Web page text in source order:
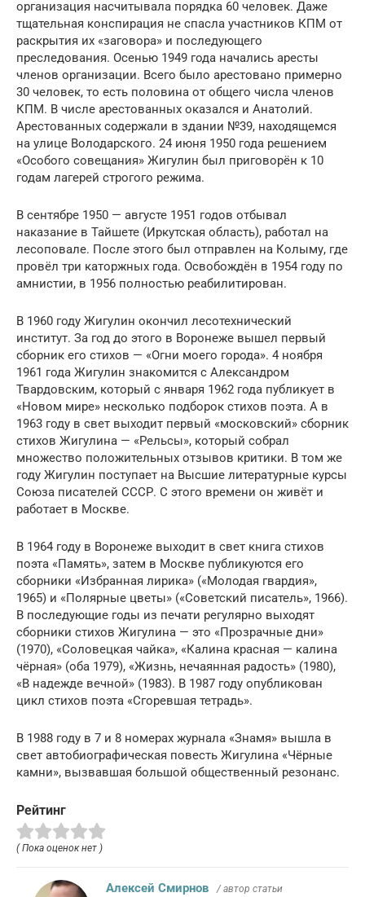
организация насчитывала порядка 60 человек. Даже
тщательная конспирация не спасла участников КПМ от
раскрытия их «заговора» и последующего
преследования. Осенью 1949 года начались аресты
членов организации. Всего было арестовано примерно
30 человек, то есть половина от общего числа членов
КПМ. В числе арестованных оказался и Анатолий.
Арестованных содержали в здании №39, находящемся
на улице Володарского. 24 июня 1950 года решением
«Особого совещания» Жигулин был приговорён к 10
годам лагерей строгого режима.
В сентябре 1950 — августе 1951 годов отбывал
наказание в Тайшете (Иркутская область), работал на
лесоповале. После этого был отправлен на Колыму, где
провёл три каторжных года. Освобождён в 1954 году по
амнистии, в 1956 полностью реабилитирован.
В 1960 году Жигулин окончил лесотехнический
институт. За год до этого в Воронеже вышел первый
сборник его стихов — «Огни моего города». 4 ноября
1961 года Жигулин знакомится с Александром
Твардовским, который с января 1962 года публикует в
«Новом мире» несколько подборок стихов поэта. А в
1963 году в свет выходит первый «московский» сборник
стихов Жигулина — «Рельсы», который собрал
множество положительных отзывов критики. В том же
году Жигулин поступает на Высшие литературные курсы
Союза писателей СССР. С этого времени он живёт и
работает в Москве.
В 1964 году в Воронеже выходит в свет книга стихов
поэта «Память», затем в Москве публикуются его
сборники «Избранная лирика» («Молодая гвардия»,
1965) и «Полярные цветы» («Советский писатель», 1966).
В последующие годы из печати регулярно выходят
сборники стихов Жигулина — это «Прозрачные дни»
(1970), «Соловецкая чайка», «Калина красная — калина
чёрная» (оба 1979), «Жизнь, нечаянная радость» (1980),
«В надежде вечной» (1983). В 1987 году опубликован
цикл стихов поэта «Сгоревшая тетрадь».
В 1988 году в 7 и 8 номерах журнала «Знамя» вышла в
свет автобиографическая повесть Жигулина «Чёрные
камни», вызвавшая большой общественный резонанс.
Рейтинг
( Пока оценок нет )
Алексей Смирнов / автор статьи